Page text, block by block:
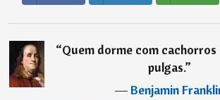
“Quem dorme com
pulgas.”
―Benjamin